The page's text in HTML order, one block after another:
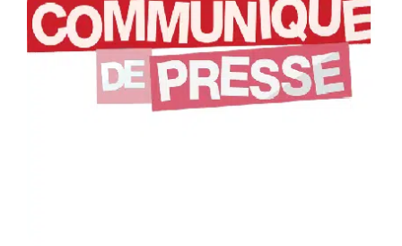
Spiritualité
Membres